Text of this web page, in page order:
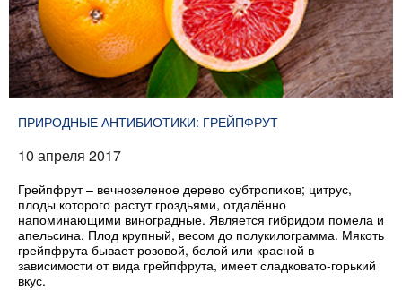
ПРИРОДНЫЕ АНТИБИОТИКИ: ГРЕЙПФРУТ
10 апреля 2017
Грейпфрут – вечнозеленое дерево субтропиков; цитрус,
плоды которого растут гроздьями, отдалённо
напоминающими виноградные. Является гибридом помела и
апельсина. Плод крупный, весом до полукилограмма. Мякоть
грейпфрута бывает розовой, белой или красной в
зависимости от вида грейпфрута, имеет сладковато-горький
вкус.